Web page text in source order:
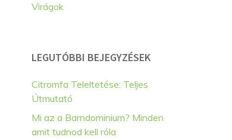
Virágok
LEGUTÓBBI BEJEGYZÉSEK
Citromfa Teleltetése: Teljes
Útmutató
Mi az a Barndominium? Minden
amit tudnod kell róla